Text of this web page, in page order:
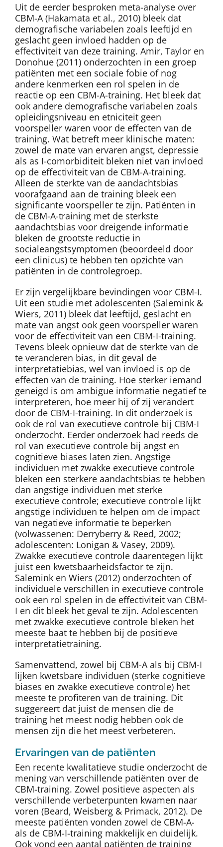
Uit de eerder besproken meta-analyse over
CBM-A (Hakamata et al., 2010) bleek dat
demografische variabelen zoals leeftijd en
geslacht geen invloed hadden op de
effectiviteit van deze training. Amir, Taylor en
Donohue (2011) onderzochten in een groep
patiënten met een sociale fobie of nog
andere kenmerken een rol spelen in de
reactie op een CBM-A-training. Het bleek dat
ook andere demografische variabelen zoals
opleidingsniveau en etniciteit geen
voorspeller waren voor de effecten van de
training. Wat betreft meer klinische maten:
zowel de mate van ervaren angst, depressie
als as I-comorbiditeit bleken niet van invloed
op de effectiviteit van de CBM-A-training.
Alleen de sterkte van de aandachtsbias
voorafgaand aan de training bleek een
significante voorspeller te zijn. Patiënten in
de CBM-A-training met de sterkste
aandachtsbias voor dreigende informatie
bleken de grootste reductie in
socialeangstsymptomen (beoordeeld door
een clinicus) te hebben ten opzichte van
patiënten in de controlegroep.
Er zijn vergelijkbare bevindingen voor CBM-I.
Uit een studie met adolescenten (Salemink &
Wiers, 2011) bleek dat leeftijd, geslacht en
mate van angst ook geen voorspeller waren
voor de effectiviteit van een CBM-I-training.
Tevens bleek opnieuw dat de sterkte van de
te veranderen bias, in dit geval de
interpretatiebias, wel van invloed is op de
effecten van de training. Hoe sterker iemand
geneigd is om ambigue informatie negatief te
interpreteren, hoe meer hij of zij verandert
door de CBM-I-training. In dit onderzoek is
ook de rol van executieve controle bij CBM-I
onderzocht. Eerder onderzoek had reeds de
rol van executieve controle bij angst en
cognitieve biases laten zien. Angstige
individuen met zwakke executieve controle
bleken een sterkere aandachtsbias te hebben
dan angstige individuen met sterke
executieve controle; executieve controle lijkt
angstige individuen te helpen om de impact
van negatieve informatie te beperken
(volwassenen: Derryberry & Reed, 2002;
adolescenten: Lonigan & Vasey, 2009).
Zwakke executieve controle daarentegen lijkt
juist een kwetsbaarheidsfactor te zijn.
Salemink en Wiers (2012) onderzochten of
individuele verschillen in executieve controle
ook een rol spelen in de effectiviteit van CBM-
I en dit bleek het geval te zijn. Adolescenten
met zwakke executieve controle bleken het
meeste baat te hebben bij de positieve
interpretatietraining.
Samenvattend, zowel bij CBM-A als bij CBM-I
lijken kwetsbare individuen (sterke cognitieve
biases en zwakke executieve controle) het
meeste te profiteren van de training. Dit
suggereert dat juist de mensen die de
training het meest nodig hebben ook de
mensen zijn die het meest verbeteren.
Ervaringen van de patiënten
Een recente kwalitatieve studie onderzocht de
mening van verschillende patiënten over de
CBM-training. Zowel positieve aspecten als
verschillende verbeterpunten kwamen naar
voren (Beard, Weisberg & Primack, 2012). De
meeste patiënten vonden zowel de CBM-A-
als de CBM-I-training makkelijk en duidelijk.
Ook vond een aantal patiënten de training